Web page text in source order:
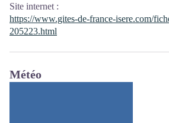
Site internet :
https://www.gites-de-france-isere.com/
205223.html
Météo